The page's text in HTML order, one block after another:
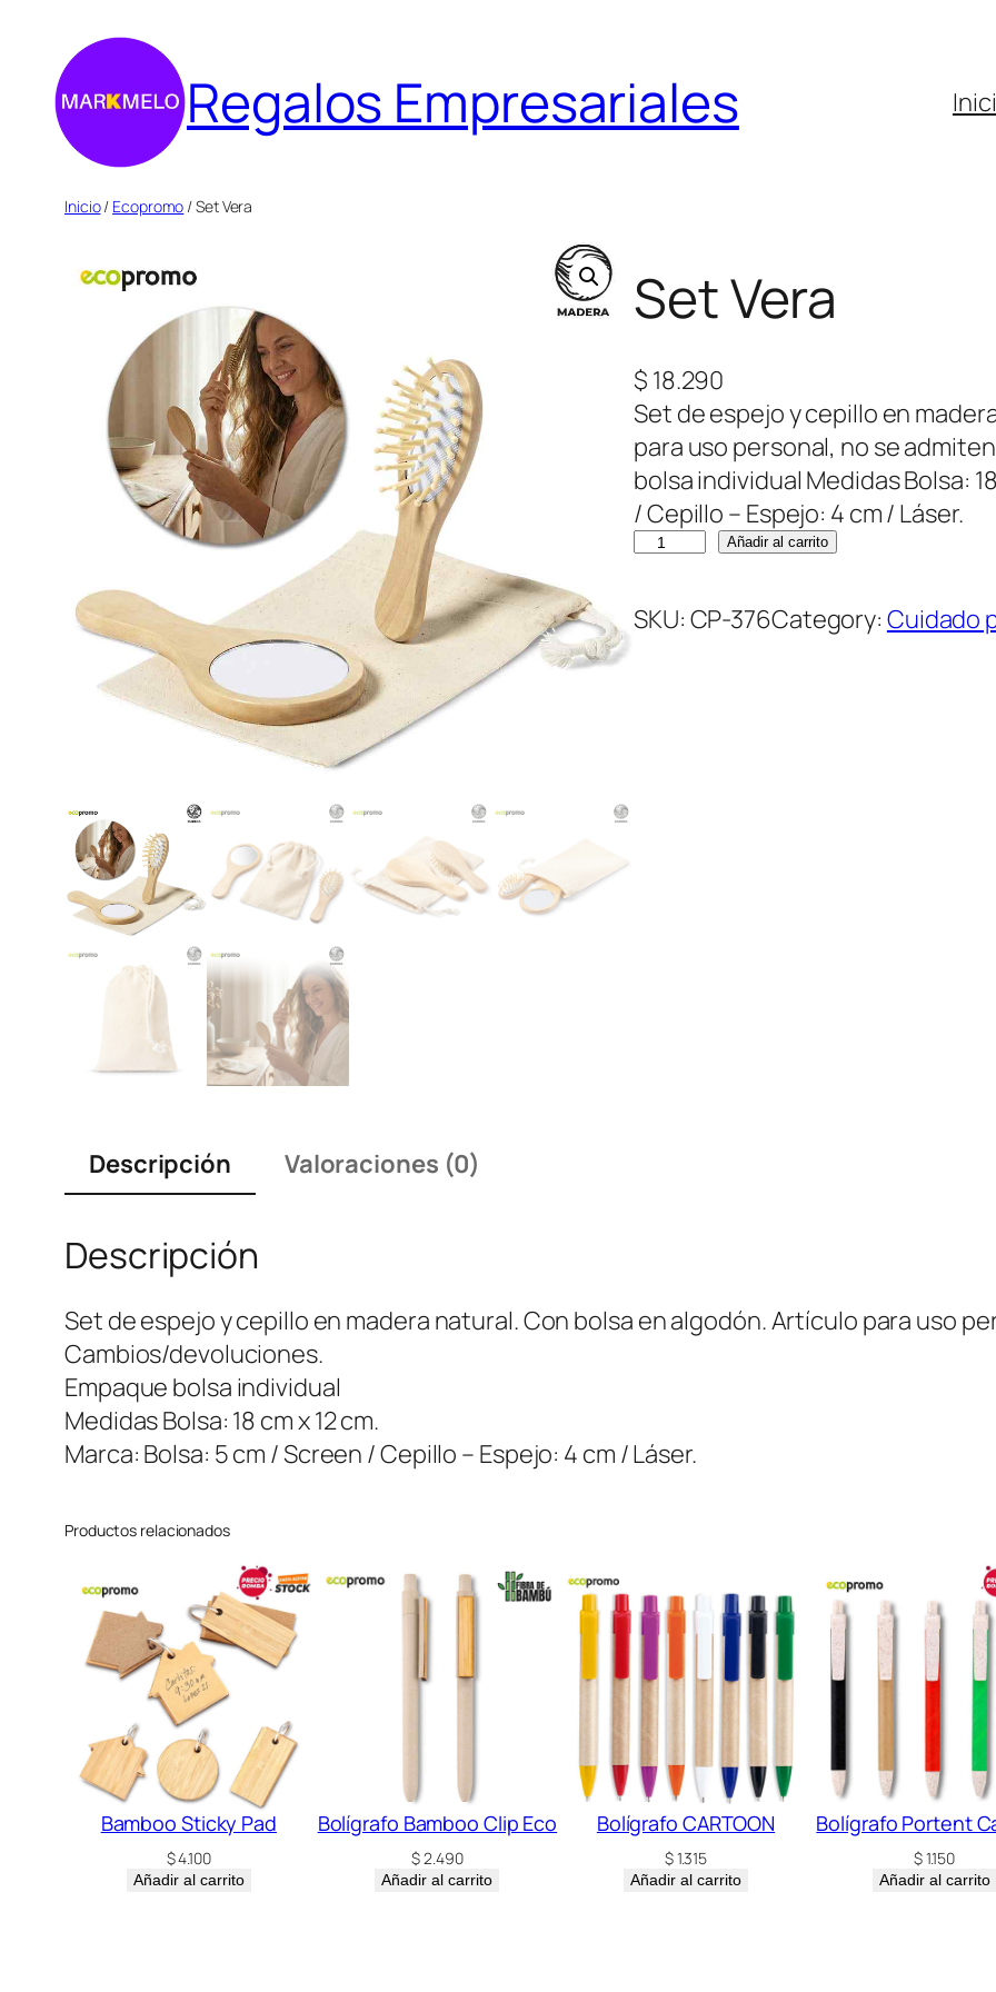
contenido
Regalos Empresariales
Inicio/ Ecopromo / Set Vera
Set Vera
$ 18.290
Set de espejo y cepillo en
para uso personal, no se
bolsa individual Medidas Bolsa:
/ Cepillo – Espejo: 4 cm / Láser.
S
t
Añadir al carrito
SKU: CP-376Category: Cuidado
Descripción Valoraciones (0)
Descripción
Set de espejo y cepillo en madera natural. Con bolsa en algodón. Artículo para uso
Cambios/devoluciones.
Empaque bolsa individual
Medidas Bolsa: 18 cm x 12 cm.
Marca: Bolsa: 5 cm / Screen / Cepillo – Espejo: 4 cm / Láser.
Productos relacionados
Bamboo Sticky Pad
$4.100
Añadir al carrito
Bolígrafo Bamboo Clip Eco
$2.490
Añadir al carrito
Bolígrafo CARTOON
$1.315
Añadir al carrito
Bolígrafo Portent
$1.150
Añadir al carrito